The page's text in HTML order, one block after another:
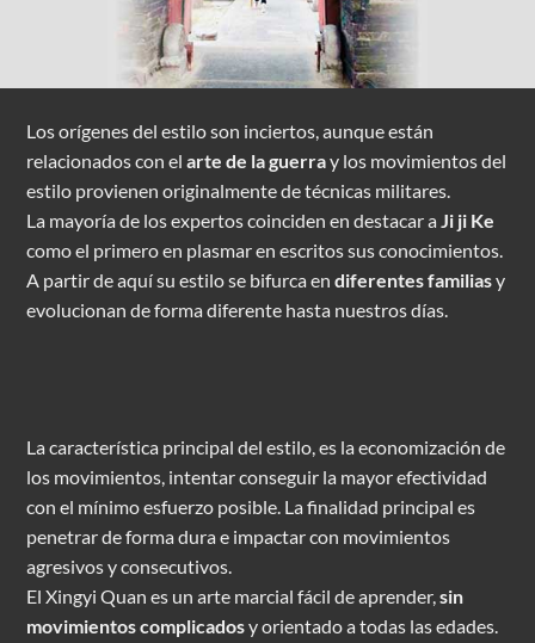
Los orígenes del estilo son inciertos, aunque están
relacionados con el arte de la guerray los movimientos del
estilo provienen originalmente de técnicas militares.
La mayoría de los expertos coinciden en destacar a Ji ji Ke
como el primero en plasmar en escritos sus conocimientos.
A partir de aquí su estilo se bifurca endiferentes familiasy
evolucionan de forma diferente hasta nuestros días.
La característica principal del estilo, es la economización de
los movimientos, intentar conseguir la mayor efectividad
con el mínimo esfuerzo posible. La finalidad principal es
penetrar de forma dura e impactar con movimientos
agresivos y consecutivos.
El Xingyi Quan es un arte marcial fácil de aprender,sin
movimientos complicadosy orientado a todas las edades.